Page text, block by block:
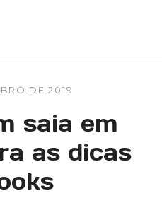
DE 2019
saia em
as dicas